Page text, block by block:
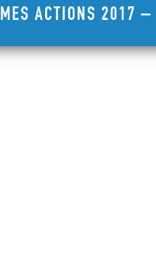
MES ACTIONS 2017